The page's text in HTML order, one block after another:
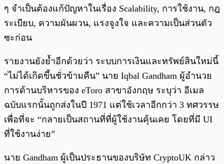
ๆ จำเป็นต้องแก้ปัญหาในเรื่อง Scalability, การใช้งาน, กฎ
ระเบียบ, ความผันผวน, แรงจูงใจ และความเป็นส่วนตัว
ซะก่อน
รายงานยังย้ำอีกด้วยว่า ระบบการเงินและทรัพย์สินใหม่นี้
“ไม่ได้เกิดขึ้นชั่วข้ามคืน” นาย Iqbal Gandham ผู้อำนวย
การด้านบริหารของ eToro สาขาอังกฤษ ระบุว่า อีเมล
ฉบับแรกนั้นถูกส่งในปี 1971 แต่ใช้เวลาอีกกว่า 3 ทศวรรษ
เพื่อที่จะ “กลายเป็นสถานที่ที่ผู้ใช้งานคุ้นเคย โดยที่มี UI
ที่ใช้งานง่าย”
นาย Gandham ผู้เป็นประธานของบริษัท CryptoUK กล่าว